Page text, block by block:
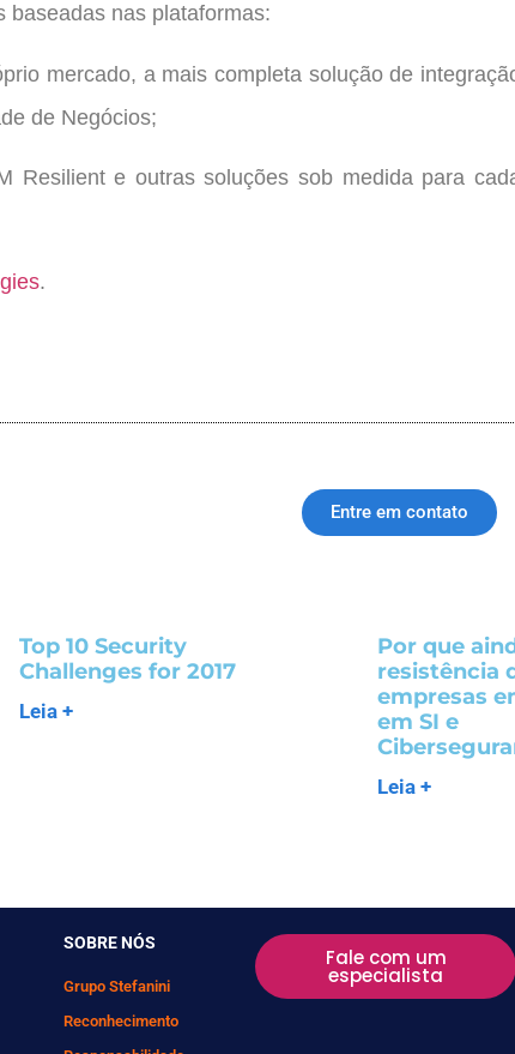
baseadas nas plataformas:
mercado, a mais completa solução de
de Negócios;
Resilient e outras soluções sob medida para
.
Entre em contato
Top 10 Security
Challenges for 2017
Leia +
Por que
resistência
empresas
em SI e
Leia +
SOBRE NÓS
Grupo Stefanini
Reconhecimento
Fale com um
especialista